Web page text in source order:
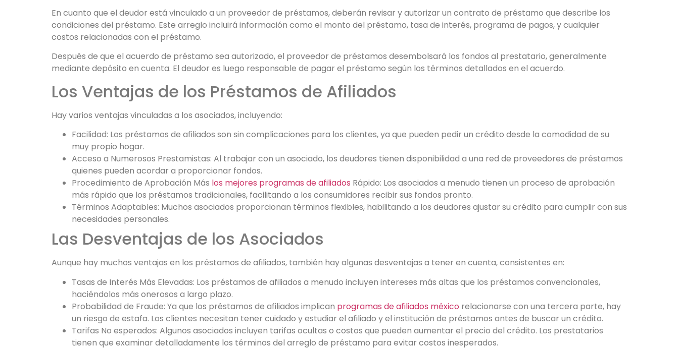
En cuanto que el deudor está vinculado a un proveedor de préstamos, deberán revisar y autorizar un contrato de préstamo que describe los
condiciones del préstamo. Este arreglo incluirá información como el monto del préstamo, tasa de interés, programa de pagos, y cualquier
costos relacionadas con el préstamo.
Después de que el acuerdo de préstamo sea autorizado, el proveedor de préstamos desembolsará los fondos al prestatario, generalmente
mediante depósito en cuenta. El deudor es luego responsable de pagar el préstamo según los términos detallados en el acuerdo.
Los Ventajas de los Préstamos de Afiliados
Hay varios ventajas vinculadas a los asociados, incluyendo:
Facilidad: Los préstamos de afiliados son sin complicaciones para los clientes, ya que pueden pedir un crédito desde la comodidad de su
muy propio hogar.
Acceso a Numerosos Prestamistas: Al trabajar con un asociado, los deudores tienen disponibilidad a una red de proveedores de préstamos
quienes pueden acordar a proporcionar fondos.
Procedimiento de Aprobación Más los mejores programas de afiliados Rápido: Los asociados a menudo tienen un proceso de aprobación
más rápido que los préstamos tradicionales, facilitando a los consumidores recibir sus fondos pronto.
Términos Adaptables: Muchos asociados proporcionan términos flexibles, habilitando a los deudores ajustar su crédito para cumplir con sus
necesidades personales.
Las Desventajas de los Asociados
Aunque hay muchos ventajas en los préstamos de afiliados, también hay algunas desventajas a tener en cuenta, consistentes en:
Tasas de Interés Más Elevadas: Los préstamos de afiliados a menudo incluyen intereses más altas que los préstamos convencionales,
haciéndolos más onerosos a largo plazo.
Probabilidad de Fraude: Ya que los préstamos de afiliados implican programas de afiliados méxico relacionarse con una tercera parte, hay
un riesgo de estafa. Los clientes necesitan tener cuidado y estudiar el afiliado y el institución de préstamos antes de buscar un crédito.
Tarifas No esperados: Algunos asociados incluyen tarifas ocultas o costos que pueden aumentar el precio del crédito. Los prestatarios
tienen que examinar detalladamente los términos del arreglo de préstamo para evitar costos inesperados.